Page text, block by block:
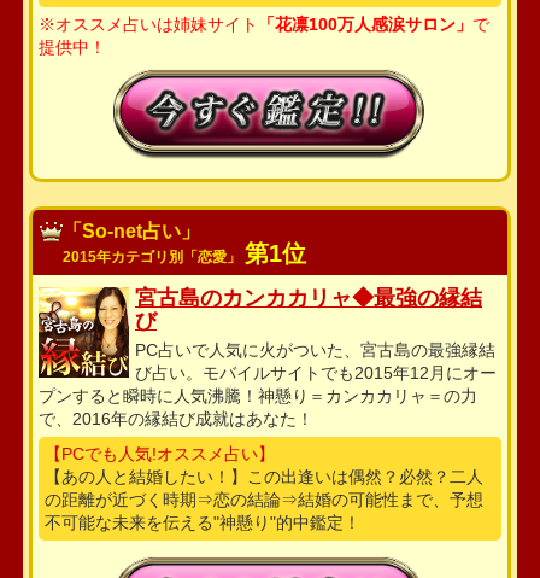
※オススメ占いは姉妹サイト
「花凛100万人感涙サロン」 で
提供中！
「So-net占い」
2015年カテゴリ別「恋愛」 第1位
宮古島のカンカカリャ◆最強の縁結
び
PC占いで人気に火がついた、宮古島の最強縁結
び占い。モバイルサイトでも2015年12月にオー
プンすると瞬時に人気沸騰！神懸り＝カンカカリャ＝の力
で、2016年の縁結び成就はあなた！
【PCでも人気!オススメ占い】
【あの人と結婚したい！】この出逢いは偶然？必然？二人
の距離が近づく時期⇒恋の結論⇒結婚の可能性まで、予想
不可能な未来を伝える"神懸り"的中鑑定！